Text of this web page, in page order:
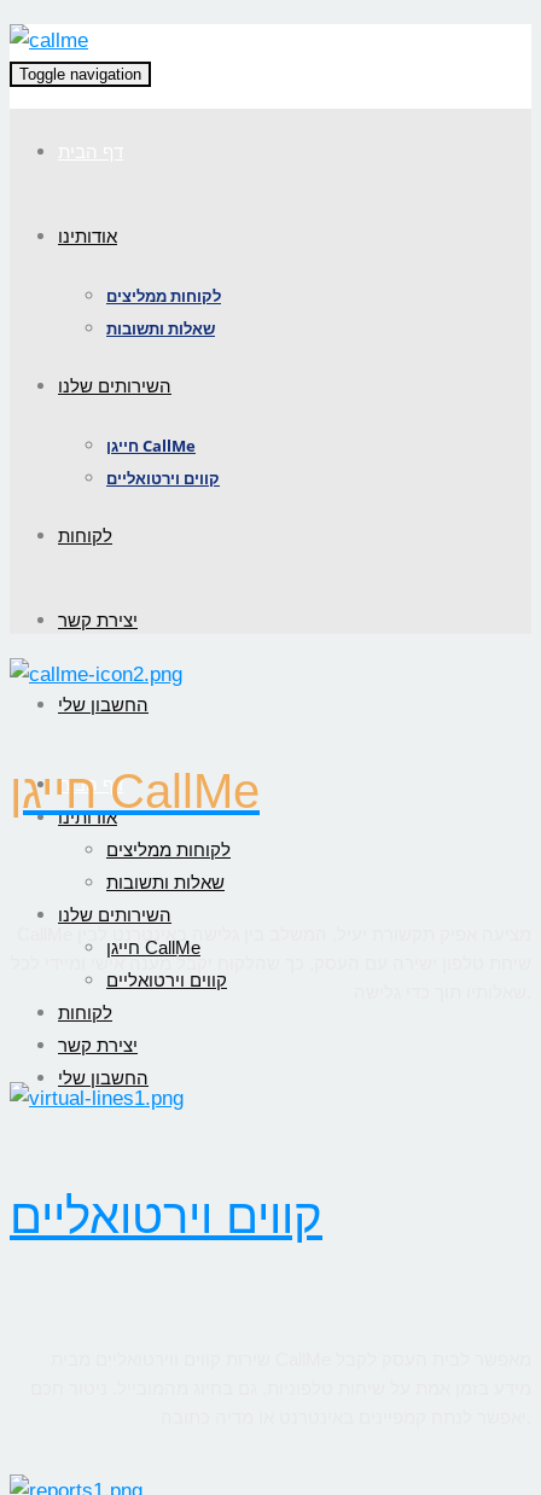
Toggle navigation
אודותינו
לקוחות ממליצים
שאלות ותשובות
השירותים שלנו
חייגן CallMe
קווים וירטואליים
לקוחות
יצירת קשר
החשבון שלי
דף הבית
אודותינו
לקוחות ממליצים
שאלות ותשובות
השירותים שלנו
חייגן CallMe
קווים וירטואליים
לקוחות
יצירת קשר
החשבון שלי
חייגן CallMe
שיחת טלפון ישירה עם העסק, כך שהלקוח יקבל מענה אישי ומיידי לכל
קווים וירטואליים